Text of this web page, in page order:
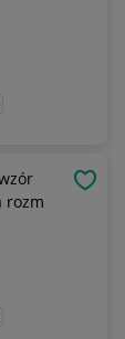
rozm